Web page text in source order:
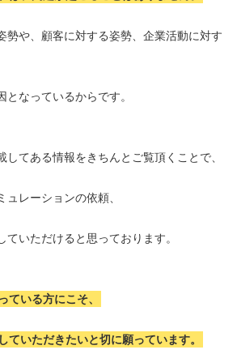
勢や、顧客に対する姿勢、企業活動に対す
なっているからです。
してある情報をきちんとご覧頂くことで、
レーションの依頼、
ていただけると思っております。
ている方にこそ、
ていただきたいと切に願っています。